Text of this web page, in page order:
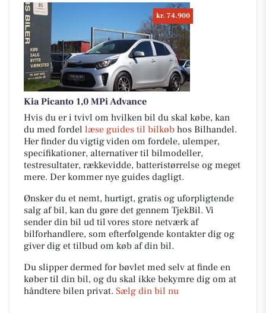
kr. 74.900
Kia Picanto 1,0 MPi Advance
Hvis du er i tvivl om hvilken bil du skal købe, kan
du med fordel læse guides til bilkøb hos Bilhandel.
Her finder du vigtig viden om fordele, ulemper,
specifikationer, alternativer til bilmodeller,
testresultater, rækkevidde, batteristørrelse og meget
mere. Der kommer nye guides dagligt.
Ønsker du et nemt, hurtigt, gratis og uforpligtende
salg af bil, kan du gøre det gennem TjekBil. Vi
sender din bil ud til vores store netværk af
bilforhandlere, som efterfølgende kontakter dig og
giver dig et tilbud om køb af din bil.
Du slipper dermed for bøvlet med selv at finde en
køber til din bil, og du skal ikke bekymre dig om at
håndtere bilen privat. Sælg din bil nu